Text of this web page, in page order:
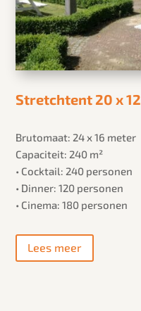
Stretchtent 20 x 12
Brutomaat: 24 x 16 meter
Capaciteit: 240 m²
• Cocktail: 240 personen
• Dinner: 120 personen
• Cinema: 180 personen
Lees meer